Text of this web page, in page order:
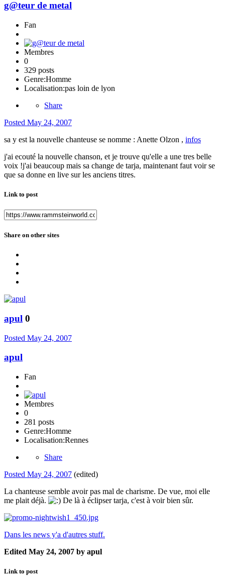
g@teur de metal
Fan
Membres
0
329 posts
Genre:Homme
Localisation:pas loin de lyon
Share
Posted May 24, 2007
sa y est la nouvelle chanteuse se nomme : Anette Olzon , infos
j'ai ecouté la nouvelle chanson, et je trouve qu'elle a une tres belle
voix !j'ai beaucoup mais sa change de tarja, maintenant faut voir se
que sa donne en live sur les anciens titres.
Link to post
Share on other sites
apul 0
Posted May 24, 2007
apul
Fan
Membres
0
281 posts
Genre:Homme
Localisation:Rennes
Share
Posted May 24, 2007 (edited)
La chanteuse semble avoir pas mal de charisme. De vue, moi elle
me plait déjà.
De là à éclipser tarja, c'est à voir bien sûr.
Dans les news y'a d'autres stuff.
Edited May 24, 2007 by apul
Link to post